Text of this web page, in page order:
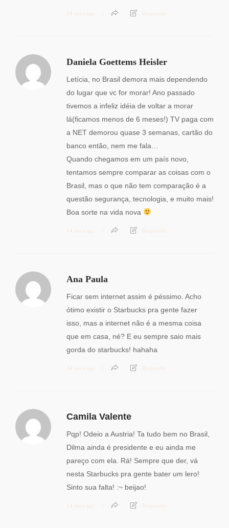
14 anos ago Responder
Daniela Goettems Heisler
Letícia, no Brasil demora mais dependendo
do lugar que vc for morar! Ano passado
tivemos a infeliz idéia de voltar a morar
lá(ficamos menos de 6 meses!) TV paga com
a NET demorou quase 3 semanas, cartão do
banco então, nem me fala…
Quando chegamos em um país novo,
tentamos sempre comparar as coisas com o
Brasil, mas o que não tem comparação é a
questão segurança, tecnologia, e muito mais!
Boa sorte na vida nova
14 anos ago Responder
Ana Paula
Ficar sem internet assim é péssimo. Acho
ótimo existir o Starbucks pra gente fazer
isso, mas a internet não é a mesma coisa
que em casa, né? E eu sempre saio mais
gorda do starbucks! hahaha
14 anos ago Responder
Camila Valente
Pqp! Odeio a Austria! Ta tudo bem no Brasil,
Dilma ainda é presidente e eu ainda me
pareço com ela. Rá! Sempre que der, vá
nesta Starbucks pra gente bater um lero!
Sinto sua falta! :~ beijao!
14 anos ago Responder